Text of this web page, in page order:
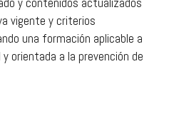
vigente y criterios
una formación aplicable a
orientada a la prevención de